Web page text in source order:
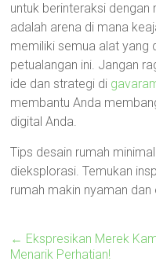
untuk berinteraksi
adalah arena di mana
memiliki semua alat yang
petualangan ini. Jangan
ide dan strategi di
membantu Anda
digital Anda.
Tips desain rumah
dieksplorasi. Temukan
rumah makin nyaman dan
← Ekspresikan Merek
Menarik Perhatian!